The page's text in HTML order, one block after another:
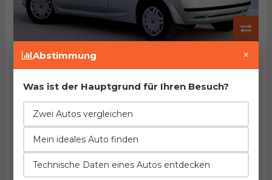
FIAT Stilo 1.8 16v
Herstellung von 2001. bis 2004.
EuroNCAP: ~70% des Passagierschutzes
Beschleunigung
7%
schlechter
Verbrauch
6%
weniger
Leistung
2%
höher
Länge
=
gleich
Leergewicht
=
gleich
5%
Kofferraum
15%
kleiner
Maximalgepäck
295%
kleiner
Preis
20%
niedriger
Abstimmung ×
Was ist der Hauptgrund für Ihren Besuch?
Zwei Autos vergleichen
Mein ideales Auto finden
Technische Daten eines Autos entdecken